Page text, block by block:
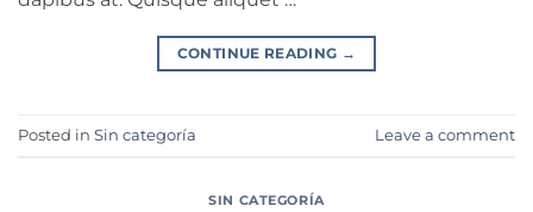
CONTINUE READING →
Posted in Sin categoría Leave a comment
SIN CATEGORÍA